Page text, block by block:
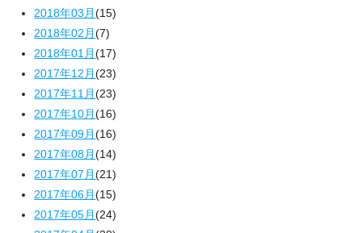
2018年03月(15)
2018年02月(7)
2018年01月(17)
2017年12月(23)
2017年11月(23)
2017年10月(16)
2017年09月(16)
2017年08月(14)
2017年07月(21)
2017年06月(15)
2017年05月(24)